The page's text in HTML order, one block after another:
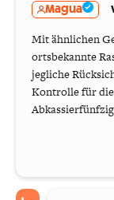
Magua
Mit ähnlichen
ortsbekannte
jegliche
Kontrolle für